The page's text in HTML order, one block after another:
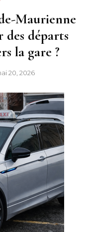
Maurienne
départs
la gare ?
20, 2026